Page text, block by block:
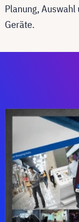
Planung,
Geräte.